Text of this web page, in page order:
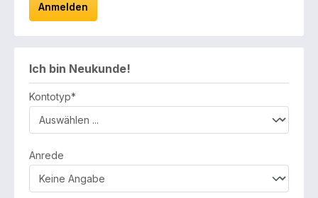
Anmelden
Ich bin Neukunde!
Persönliche Informationen
Kontotyp*
Anrede